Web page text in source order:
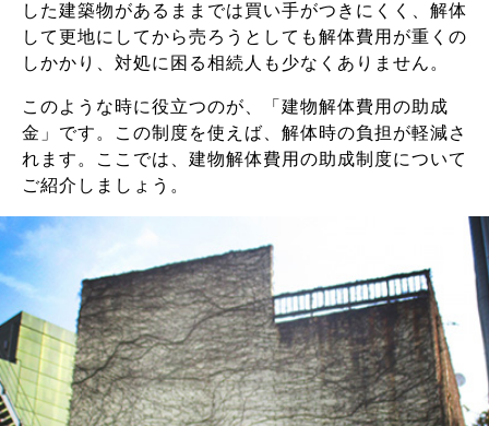
した建築物があるままでは買い手がつきにくく、解体
して更地にしてから売ろうとしても解体費用が重くの
しかかり、対処に困る相続人も少なくありません。
このような時に役立つのが、「建物解体費用の助成
金」です。この制度を使えば、解体時の負担が軽減さ
れます。ここでは、建物解体費用の助成制度について
ご紹介しましょう。